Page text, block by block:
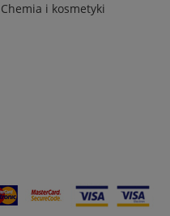
Chemia i kosmetyki